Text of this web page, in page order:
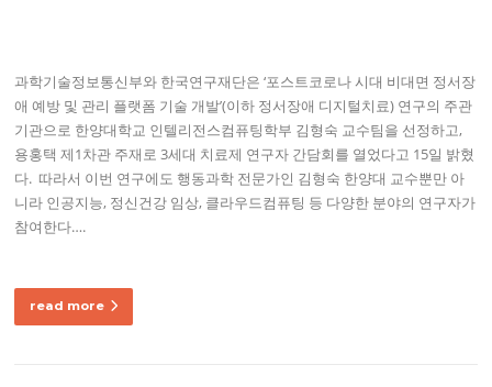
과학기술정보통신부와 한국연구재단은 ‘포스트코로나 시대 비대면 정서장
애 예방 및 관리 플랫폼 기술 개발’(이하 정서장애 디지털치료) 연구의 주관
기관으로 한양대학교 인텔리전스컴퓨팅학부 김형숙 교수팀을 선정하고,
용홍택 제1차관 주재로 3세대 치료제 연구자 간담회를 열었다고 15일 밝혔
다. ​ 따라서 이번 연구에도 행동과학 전문가인 김형숙 한양대 교수뿐만 아
니라 인공지능, 정신건강 임상, 클라우드컴퓨팅 등 다양한 분야의 연구자가
참여한다….
read more